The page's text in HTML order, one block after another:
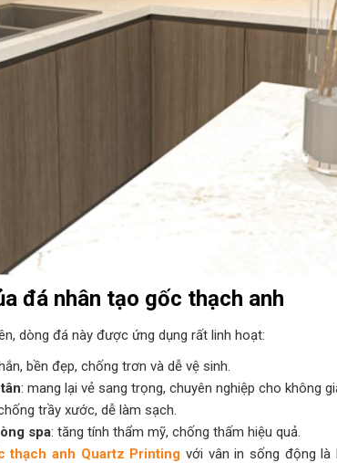
đá nhân tạo gốc thạch anh
dòng đá này được ứng dụng rất linh hoạt:
bền đẹp, chống trơn và dễ vệ sinh.
: mang lại vẻ sang trọng, chuyên nghiệp cho không
trầy xước, dễ làm sạch.
spa: tăng tính thẩm mỹ, chống thấm hiệu quả.
thạch anh Quartz Printing với vân in sống động